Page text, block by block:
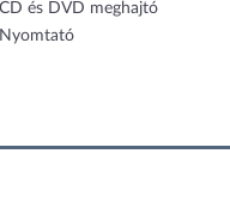
CD és DVD meghajtó
Nyomtató